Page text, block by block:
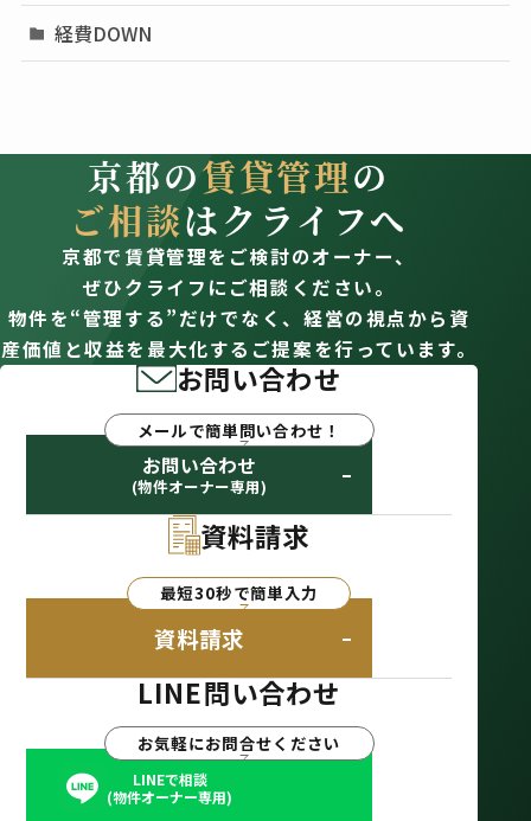
経費DOWN
京都の賃貸管理の
ご相談はクライフへ
京都で賃貸管理をご検討のオーナー、
ぜひクライフにご相談ください。
物件を“管理する”だけでなく、経営の視点から資
産価値と収益を最大化するご提案を行っています。
お問い合わせ
メールで簡単問い合わせ！
お問い合わせ
(物件オーナー専用)
資料請求
最短30秒で簡単入力
資料請求
LINE問い合わせ
お気軽にお問合せください
LINEで相談
(物件オーナー専用)